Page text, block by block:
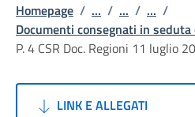
Homepage / ... / ... / ... /
Documenti consegnati in
P. 4 CSR Doc. Regioni 11 luglio
LINK E ALLEGATI